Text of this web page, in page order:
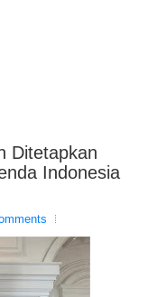
Ditetapkan
Indonesia